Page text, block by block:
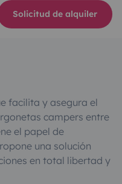
Solicitud de alquiler
facilita y asegura el
campers entre
el papel de
una solución
en total libertad y